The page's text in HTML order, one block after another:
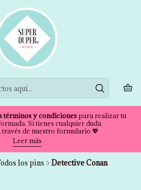
términos y condicionespara realizar tu
Si tienes cualquier duda
de nuestro formulario 💖
Leer más
los pins Detective Conan